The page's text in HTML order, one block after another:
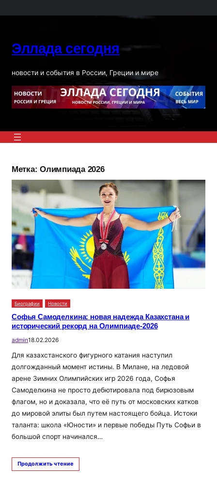
к
Эллада сегодня
новости и события в России, Греции и мире
Метка:Олимпиада 2026
Биографии Новости
Софья Самоделкина: новая надежда Казахстана и
исторический рекорд на Олимпиаде-2026
admin18.02.2026
Для казахстанского фигурного катания наступил
долгожданный момент истины. В Милане, на ледовой
арене Зимних Олимпийских игр 2026 года, Софья
Самоделкина не просто дебютировала под бирюзовым
флагом, но и доказала, что её путь от московских катков
до мировой элиты был путем настоящего бойца. Истоки
таланта: школа «Юности» и первые победы Путь Софьи в
большой спорт начинался…
Продолжить чтение